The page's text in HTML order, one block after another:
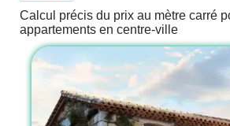
Calcul précis du prix au mètre carré
appartements en centre-ville